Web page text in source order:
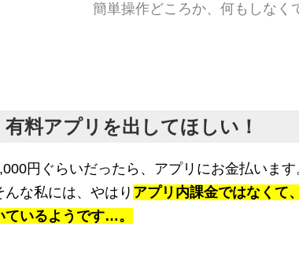
簡単操作どころか、何もしなく
有料アプリを出してほしい！
円ぐらいだったら、アプリにお金払います
んな私には、やはり アプリ内課金ではなくて
ているようです…。